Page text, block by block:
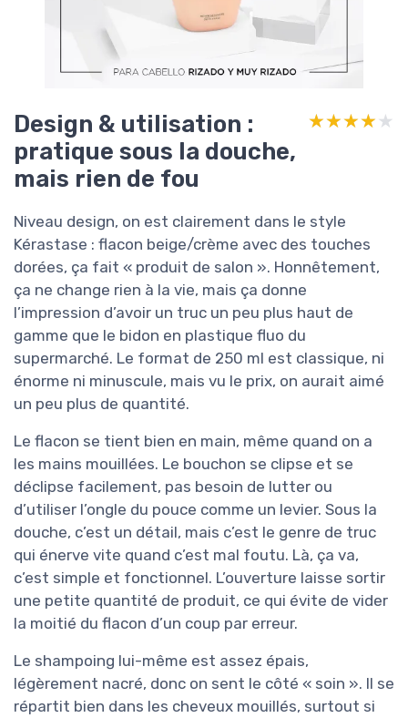
Design & utilisation :
pratique sous la douche,
mais rien de fou
★★★★★
★★★★★
Niveau design, on est clairement dans le style
Kérastase : flacon beige/crème avec des touches
dorées, ça fait « produit de salon ». Honnêtement,
ça ne change rien à la vie, mais ça donne
l’impression d’avoir un truc un peu plus haut de
gamme que le bidon en plastique fluo du
supermarché. Le format de 250 ml est classique, ni
énorme ni minuscule, mais vu le prix, on aurait aimé
un peu plus de quantité.
Le flacon se tient bien en main, même quand on a
les mains mouillées. Le bouchon se clipse et se
déclipse facilement, pas besoin de lutter ou
d’utiliser l’ongle du pouce comme un levier. Sous la
douche, c’est un détail, mais c’est le genre de truc
qui énerve vite quand c’est mal foutu. Là, ça va,
c’est simple et fonctionnel. L’ouverture laisse sortir
une petite quantité de produit, ce qui évite de vider
la moitié du flacon d’un coup par erreur.
Le shampoing lui-même est assez épais,
légèrement nacré, donc on sent le côté « soin ». Il se
répartit bien dans les cheveux mouillés, surtout si